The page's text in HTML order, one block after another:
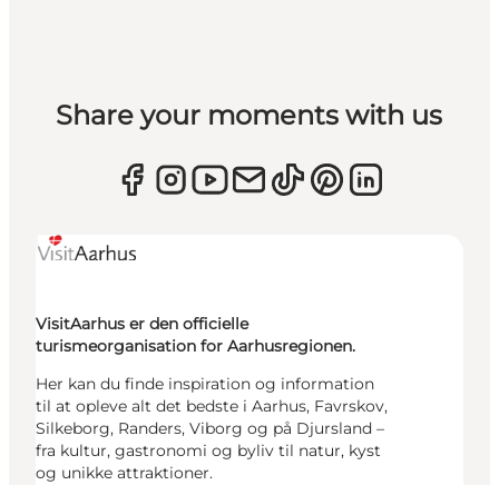
Share your moments with us
VisitAarhus er den officielle
turismeorganisation for Aarhusregionen.
Her kan du finde inspiration og information
til at opleve alt det bedste i Aarhus, Favrskov,
Silkeborg, Randers, Viborg og på Djursland –
fra kultur, gastronomi og byliv til natur, kyst
og unikke attraktioner.